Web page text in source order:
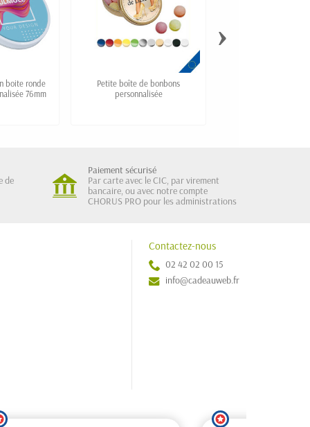
boite ronde
76mm
Petite boîte de bonbons
personnalisée
›
de
Paiement sécurisé
Par carte avec le CIC, par virement
bancaire, ou avec notre compte
CHORUS PRO pour les administrations
Contactez-nous
02 42 02 00 15
info@cadeauweb.fr